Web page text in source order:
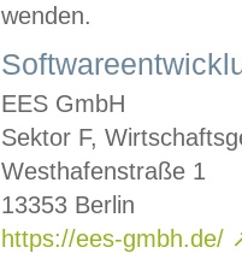
wenden.
EES GmbH
Sektor F,
Westhafenstraße 1
13353 Berlin
https://ees-gmbh.de/